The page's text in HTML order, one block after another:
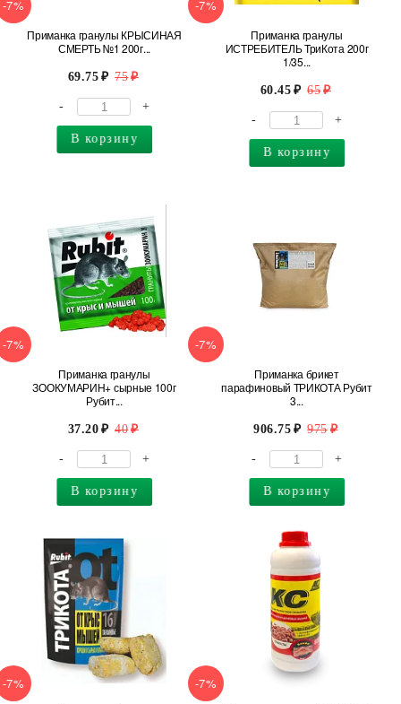
-7%
Приманка гранулы КРЫСИНАЯ
СМЕРТЬ №1 200г...
69.75 75
- +
В корзину
-7%
Приманка гранулы
ИСТРЕБИТЕЛЬ ТриКота 200г
1/35...
60.45 65
- +
В корзину
-7%
Приманка гранулы
ЗООКУМАРИН+ сырные 100г
Рубит...
37.20 40
- +
В корзину
-7%
Приманка брикет
парафиновый ТРИКОТА Рубит
3...
906.75 975
- +
В корзину
-7% -7%